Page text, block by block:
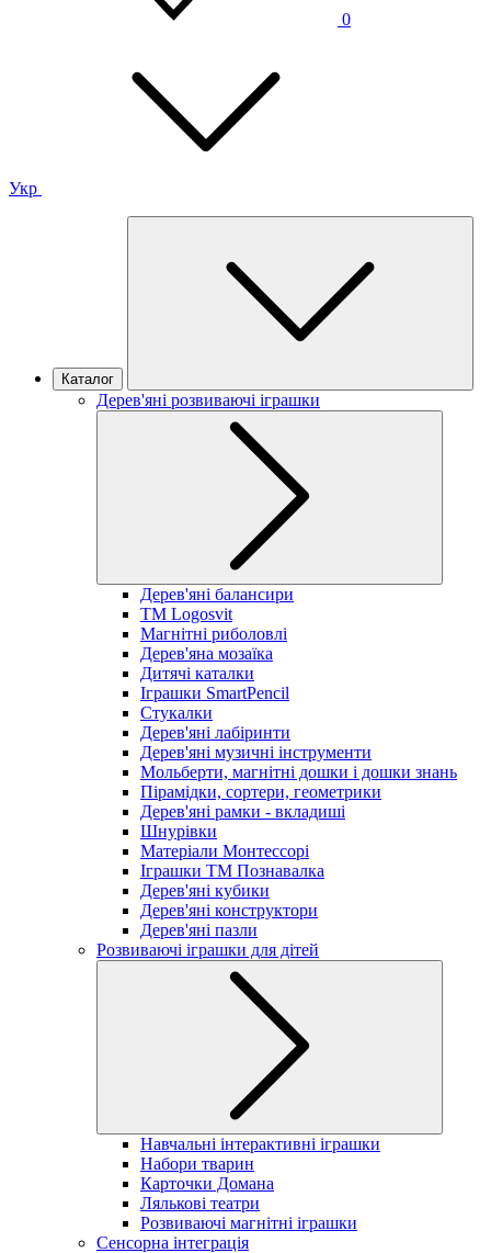
0
Укр
Каталог
Дерев'яні розвиваючі іграшки
Дерев'яні балансири
TM Logosvit
Магнітні риболовлі
Дерев'яна мозаїка
Дитячі каталки
Іграшки SmartPencil
Стукалки
Дерев'яні лабіринти
Дерев'яні музичні інструменти
Мольберти, магнітні дошки і дошки знань
Пірамідки, сортери, геометрики
Дерев'яні рамки - вкладиші
Шнурівки
Матеріали Монтессорі
Іграшки ТМ Познавалка
Дерев'яні кубики
Дерев'яні конструктори
Дерев'яні пазли
Розвиваючі іграшки для дітей
Навчальні інтерактивні іграшки
Набори тварин
Карточки Домана
Лялькові театри
Розвиваючі магнітні іграшки
Сенсорна інтеграція